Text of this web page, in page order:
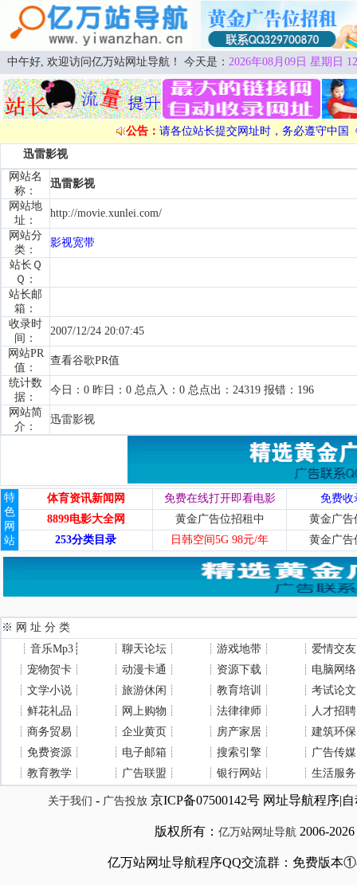
中午好, 欢迎访问亿万站网址导航！ 今天是： 2026年08月09日 星期日
公告： 请各位站长提交网址时，务必遵守中国
迅雷影视
网站名
称：
迅雷影视
网站地
址：
http://movie.xunlei.com/
网站分
类：
影视宽带
站长Ｑ
Ｑ：
站长邮
箱：
收录时
间：
2007/12/24 20:07:45
网站PR
值：
查看谷歌PR值
统计数
据：
今日：0 昨日：0 总点入：0 总点出：24319 报错：196
网站简
介：
迅雷影视
特
色
网
站
体育资讯新闻网 免费在线打开即看电影
免费收
8899电影大全网
黄金广告位招租中
黄金广告
253分类目录
日韩空间5G 98元/年 黄金广告
※ 网 址 分 类
┊ 音乐Mp3 ┊ ┊ 聊天论坛 ┊ ┊ 游戏地带 ┊ ┊ 爱情交友
┊ 宠物贺卡 ┊ ┊ 动漫卡通 ┊ ┊ 资源下载 ┊ ┊ 电脑网络
┊ 文学小说 ┊ ┊ 旅游休闲 ┊ ┊ 教育培训 ┊ ┊ 考试论文
┊ 鲜花礼品 ┊ ┊ 网上购物 ┊ ┊ 法律律师 ┊ ┊ 人才招聘
┊ 商务贸易 ┊ ┊ 企业黄页 ┊ ┊ 房产家居 ┊ ┊ 建筑环保
┊ 免费资源 ┊ ┊ 电子邮箱 ┊ ┊ 搜索引擎 ┊ ┊ 广告传媒
┊ 教育教学 ┊ ┊ 广告联盟 ┊ ┊ 银行网站 ┊ ┊ 生活服务
关于我们 - 广告投放京ICP备07500142号 网址导航程序|
版权所有： 亿万站网址导航 2006-2026
亿万站网址导航程序QQ交流群：免费版本